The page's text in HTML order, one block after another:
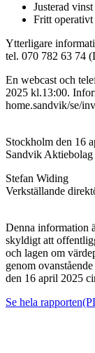
Justerad
Fritt
Ytterligare
tel. 070 782 63 74
En webcast och
2025 kl.13:00.
home.sandvik/se/
Stockholm den 16
Sandvik
Stefan Widing
Verkställande
Denna information
skyldigt att
och lagen om
genom
den 16 april 2025
Se hela rapporten